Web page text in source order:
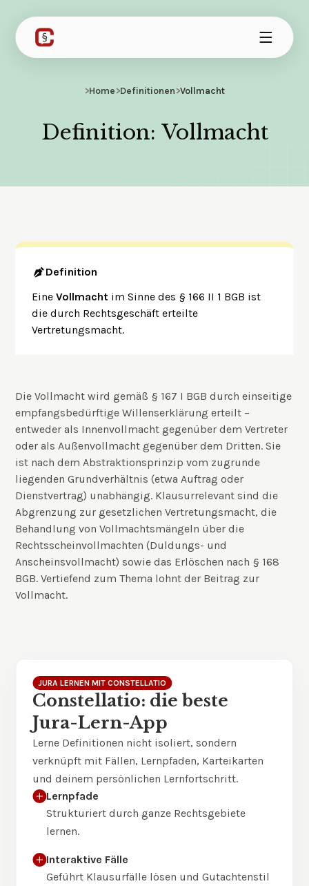
>Home>Definitionen>Vollmacht
Definition: Vollmacht
Definition
EineVollmacht im Sinne des § 166 II 1 BGB ist
die durch Rechtsgeschäft erteilte
Vertretungsmacht.
Die Vollmacht wird gemäß § 167 I BGB durch einseitige
empfangsbedürftige Willenserklärung erteilt –
entweder als Innenvollmacht gegenüber dem Vertreter
oder als Außenvollmacht gegenüber dem Dritten. Sie
ist nach dem Abstraktionsprinzip vom zugrunde
liegenden Grundverhältnis (etwa Auftrag oder
Dienstvertrag) unabhängig. Klausurrelevant sind die
Abgrenzung zur gesetzlichen Vertretungsmacht, die
Behandlung von Vollmachtsmängeln über die
Rechtsscheinvollmachten (Duldungs- und
Anscheinsvollmacht) sowie das Erlöschen nach § 168
BGB. Vertiefend zum Thema lohnt der Beitrag zur
Vollmacht.
JURA LERNEN MIT CONSTELLATIO
Constellatio: die beste
Jura-Lern-App
Lerne Definitionen nicht isoliert, sondern
verknüpft mit Fällen, Lernpfaden, Karteikarten
und deinem persönlichen Lernfortschritt.
Lernpfade
Strukturiert durch ganze Rechtsgebiete
lernen.
Interaktive Fälle
Geführt Klausurfälle lösen und Gutachtenstil